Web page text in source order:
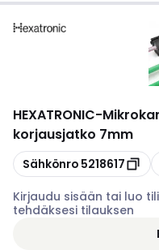
HEXATRONIC-
korjausjatko 7mm
Kopioi
Sähkönro 5218617
Kirjaudu sisään tai luo
tehdäksesi tilauksen